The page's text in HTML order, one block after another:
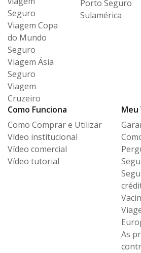
Seguro
Viagem Copa
do Mundo
Seguro
Viagem Ásia
Seguro
Viagem
Cruzeiro
Porto Seguro
Sulamérica
Como Funciona
Como Comprar e Utilizar
Vídeo institucional
Vídeo comercial
Vídeo tutorial
Meu
As